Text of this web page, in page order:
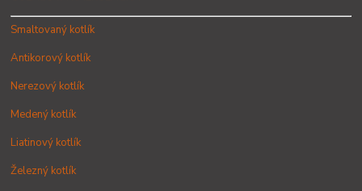
Smaltovaný kotlík
Antikorový kotlík
Nerezový kotlík
Medený kotlík
Liatinový kotlík
Železný kotlík